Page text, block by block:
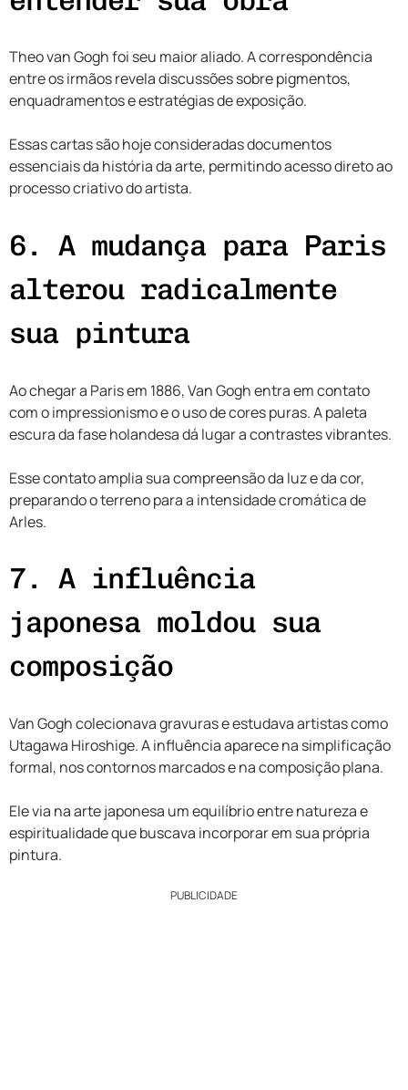
Theo van Gogh foi seu maior aliado. A correspondência
entre os irmãos revela discussões sobre pigmentos,
enquadramentos e estratégias de exposição.
Essas cartas são hoje consideradas documentos
essenciais da história da arte, permitindo acesso direto ao
processo criativo do artista.
6. A mudança para Paris
alterou radicalmente
sua pintura
Ao chegar a Paris em 1886, Van Gogh entra em contato
com o impressionismo e o uso de cores puras. A paleta
escura da fase holandesa dá lugar a contrastes vibrantes.
Esse contato amplia sua compreensão da luz e da cor,
preparando o terreno para a intensidade cromática de
Arles.
7. A influência
japonesa moldou sua
composição
Van Gogh colecionava gravuras e estudava artistas como
Utagawa Hiroshige. A influência aparece na simplificação
formal, nos contornos marcados e na composição plana.
Ele via na arte japonesa um equilíbrio entre natureza e
espiritualidade que buscava incorporar em sua própria
pintura.
PUBLICIDADE